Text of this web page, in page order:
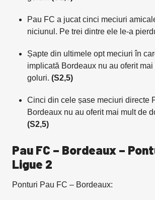
Pau FC a jucat cinci meciuri
niciunul. Pe trei dintre ele le-a
Șapte din ultimele opt meciuri în
implicată Bordeaux nu au oferit mai
goluri. (S2,5)
Cinci din cele șase meciuri directe
Bordeaux nu au oferit mai mult de
(S2,5)
Pau FC – Bordeaux –
Ligue 2
Ponturi Pau FC – Bordeaux: